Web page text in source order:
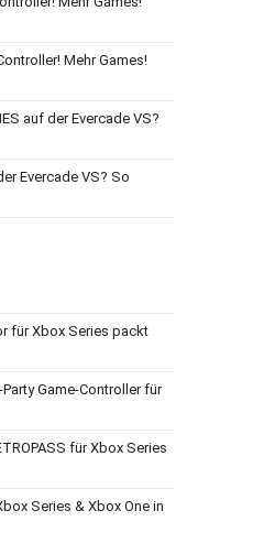
Mehr Games!
auf der Evercade VS?
Evercade VS? So
für Xbox Series packt
Game-Controller für
für Xbox Series
Series & Xbox One in